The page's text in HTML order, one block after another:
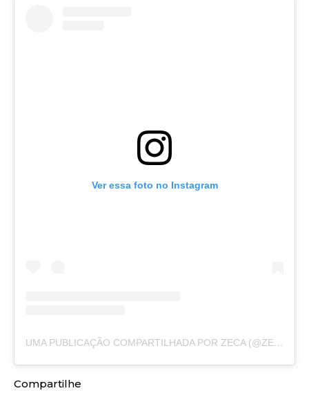
Ver essa foto no Instagram
UMA PUBLICAÇÃO COMPARTILHADA POR ZECA (@ZECA37)
Compartilhe